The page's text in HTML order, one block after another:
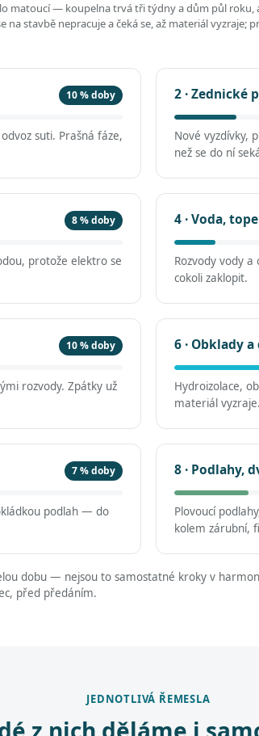
matoucí — koupelna trvá tři týdny a dům půl roku,
stavbě nepracuje a čeká se, až materiál vyzraje;
10 % doby
suti. Prašná fáze,
2 · Zednické
Nové vyzdívky,
než se do ní
8 % doby
protože elektro se
4 · Voda,
Rozvody vody
cokoli zaklopit.
10 % doby
rozvody. Zpátky už
6 · Obklady
Hydroizolace,
materiál
7 % doby
podlah — do
8 · Podlahy,
Plovoucí
kolem zárubní,
dobu — nejsou to samostatné kroky v
před předáním.
JEDNOTLIVÁ ŘEMESLA